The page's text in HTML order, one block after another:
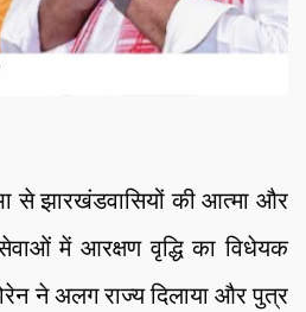
से झारखंडवासियों की आत्मा और
में आरक्षण वृद्धि का विधेयक
ने अलग राज्य दिलाया और पुत्र